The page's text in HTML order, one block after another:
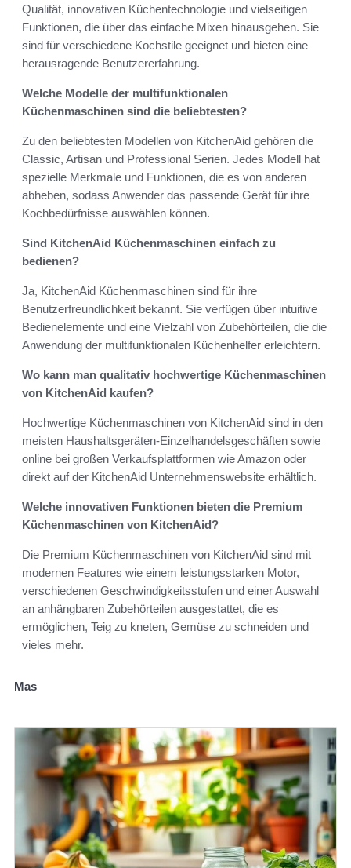
Qualität, innovativen Küchentechnologie und vielseitigen
Funktionen, die über das einfache Mixen hinausgehen. Sie
sind für verschiedene Kochstile geeignet und bieten eine
herausragende Benutzererfahrung.
Welche Modelle der multifunktionalen
Küchenmaschinen sind die beliebtesten?
Zu den beliebtesten Modellen von KitchenAid gehören die
Classic, Artisan und Professional Serien. Jedes Modell hat
spezielle Merkmale und Funktionen, die es von anderen
abheben, sodass Anwender das passende Gerät für ihre
Kochbedürfnisse auswählen können.
Sind KitchenAid Küchenmaschinen einfach zu
bedienen?
Ja, KitchenAid Küchenmaschinen sind für ihre
Benutzerfreundlichkeit bekannt. Sie verfügen über intuitive
Bedienelemente und eine Vielzahl von Zubehörteilen, die die
Anwendung der multifunktionalen Küchenhelfer erleichtern.
Wo kann man qualitativ hochwertige Küchenmaschinen
von KitchenAid kaufen?
Hochwertige Küchenmaschinen von KitchenAid sind in den
meisten Haushaltsgeräten-Einzelhandelsgeschäften sowie
online bei großen Verkaufsplattformen wie Amazon oder
direkt auf der KitchenAid Unternehmenswebsite erhältlich.
Welche innovativen Funktionen bieten die Premium
Küchenmaschinen von KitchenAid?
Die Premium Küchenmaschinen von KitchenAid sind mit
modernen Features wie einem leistungsstarken Motor,
verschiedenen Geschwindigkeitsstufen und einer Auswahl
an anhängbaren Zubehörteilen ausgestattet, die es
ermöglichen, Teig zu kneten, Gemüse zu schneiden und
vieles mehr.
Mas